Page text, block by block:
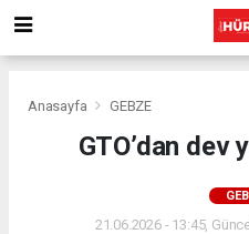
Anasayfa GEBZE
GTO’dan dev
21.06.2026 - 13:45,